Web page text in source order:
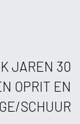
JAREN 30
OPRIT EN
SCHUUR